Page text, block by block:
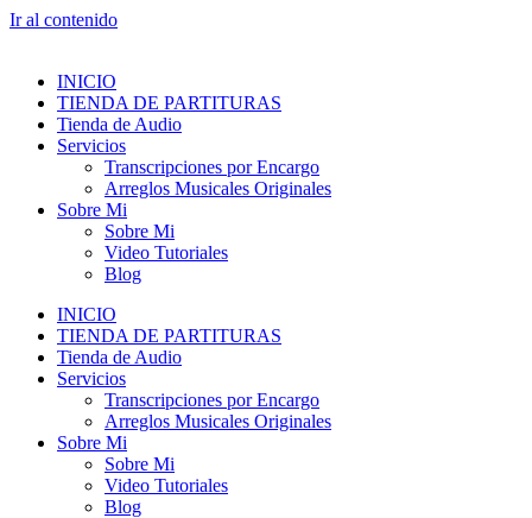
Ir al contenido
INICIO
TIENDA DE PARTITURAS
Tienda de Audio
Servicios
Transcripciones por Encargo
Arreglos Musicales Originales
Sobre Mi
Sobre Mi
Video Tutoriales
Blog
INICIO
TIENDA DE PARTITURAS
Tienda de Audio
Servicios
Transcripciones por Encargo
Arreglos Musicales Originales
Sobre Mi
Sobre Mi
Video Tutoriales
Blog